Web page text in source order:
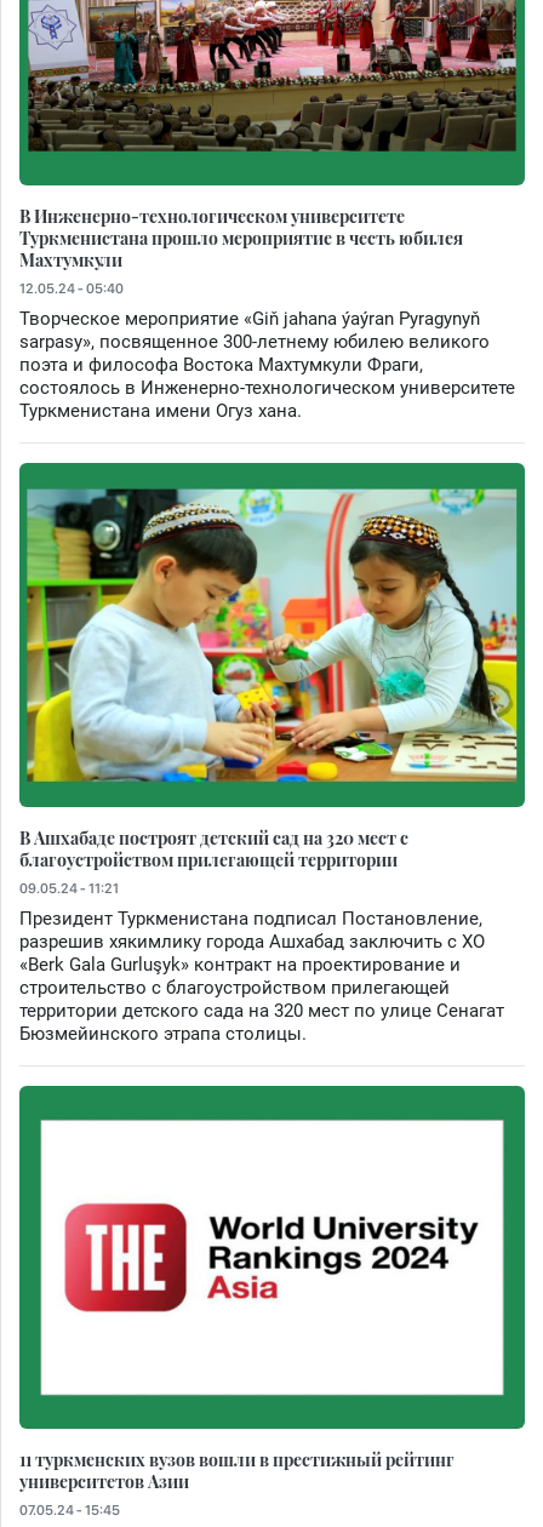
В Инженерно-технологическом университете
Туркменистана прошло мероприятие в честь юбилея
Махтумкули
12.05.24 - 05:40
Творческое мероприятие «Giň jahana ýaýran Pyragynyň
sarpasy», посвященное 300-летнему юбилею великого
поэта и философа Востока Махтумкули Фраги,
состоялось в Инженерно-технологическом университете
Туркменистана имени Огуз хана.
В Ашхабаде построят детский сад на 320 мест с
благоустройством прилегающей территории
09.05.24 - 11:21
Президент Туркменистана подписал Постановление,
разрешив хякимлику города Ашхабад заключить с ХО
«Berk Gala Gurluşyk» контракт на проектирование и
строительство с благоустройством прилегающей
территории детского сада на 320 мест по улице Сенагат
Бюзмейинского этрапа столицы.
11 туркменских вузов вошли в престижный рейтинг
университетов Азии
07.05.24 - 15:45